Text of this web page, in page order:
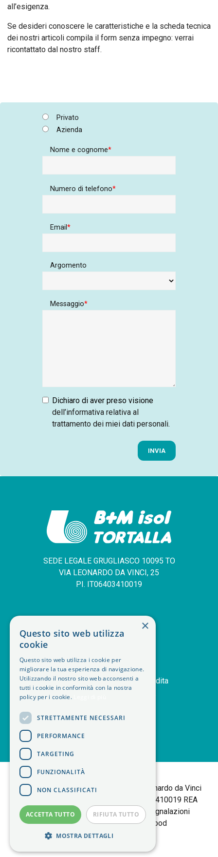
all’esigenza.
Se desideri conoscere le caratteristiche e la scheda tecnica
dei nostri articoli compila il form senza impegno: verrai
ricontattato dal nostro staff.
Privato
Azienda
Nome e cognome
Numero di telefono
Email
Argomento
Messaggio
Dichiaro di aver preso visione
dell’informativa relativa al
trattamento dei miei dati personali.
INVIA
SEDE LEGALE GRUGLIASCO 10095 TO
VIA LEONARDO DA VINCI, 25
PI. IT06403410019
deskphone +39 011 408 14 28
orders Storico ordini
handshake Termini e condizioni di vendita
delivery_truck_speed
B+M isol TortallaSede Legale: Via Leonardo da Vinci
25 | 10095 Grugliasco (TO) P.IVA 06403410019 REA
TORINO 783877 | Policy Privacy |Segnalazioni
Whistleblowing| made byElwood
×
Questo sito web utilizza
cookie
Questo sito web utilizza i cookie per
migliorare la tua esperienza di navigazione.
Utilizzando il nostro sito web acconsenti a
tutti i cookie in conformità con la nostra
policy per i cookie.
STRETTAMENTE NECESSARI
PERFORMANCE
TARGETING
FUNZIONALITÀ
NON CLASSIFICATI
ACCETTA TUTTO RIFIUTA TUTTO
MOSTRA DETTAGLI